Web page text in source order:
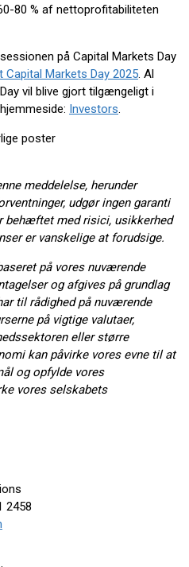
80 % af nettoprofitabiliteten
på Capital Markets Day
Capital Markets Day 2025. Al
vil blive gjort tilgængeligt i
Investors.
poster
meddelelse, herunder
udgør ingen garanti
behæftet med risici, usikkerhed
er vanskelige at forudsige.
på vores nuværende
og afgives på grundlag
til rådighed på nuværende
på vigtige valutaer,
eller større
kan påvirke vores evne til at
og opfylde vores
vores selskabets
2458